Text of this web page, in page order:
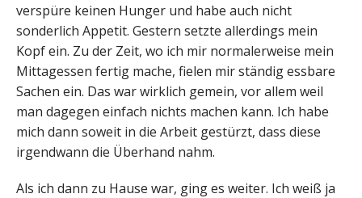
verspüre keinen Hunger und habe auch nicht
sonderlich Appetit. Gestern setzte allerdings mein
Kopf ein. Zu der Zeit, wo ich mir normalerweise mein
Mittagessen fertig mache, fielen mir ständig essbare
Sachen ein. Das war wirklich gemein, vor allem weil
man dagegen einfach nichts machen kann. Ich habe
mich dann soweit in die Arbeit gestürzt, dass diese
irgendwann die Überhand nahm.
Als ich dann zu Hause war, ging es weiter. Ich weiß ja